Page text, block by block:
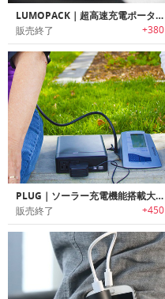
LUMOPACK｜超高速充電ポータブルバッテリーパック「ルモパック」
販売終了 +380
PLUG｜ソーラー充電機能搭載大容量バッテリーパック「プラグ」
販売終了 +450